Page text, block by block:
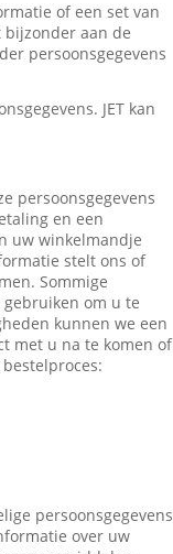
of een set van
aan de
persoonsgegevens
JET kan
persoonsgegevens
en een
uw winkelmandje
stelt ons of
Sommige
om u te
kunnen we een
met u na te komen of
persoonsgegevens
over uw